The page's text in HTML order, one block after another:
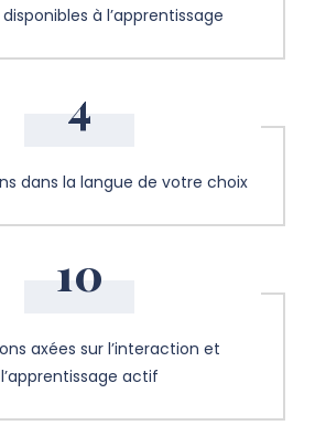
à l’apprentissage
4
dans la langue de votre choix
10
axées sur l’interaction et
l’apprentissage actif